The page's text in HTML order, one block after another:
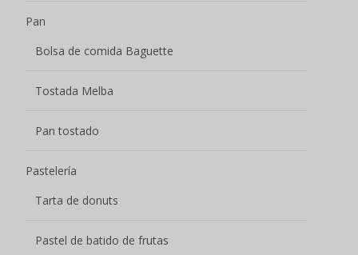
Pan
Bolsa de comida Baguette
Tostada Melba
Pan tostado
Pastelería
Tarta de donuts
Pastel de batido de frutas